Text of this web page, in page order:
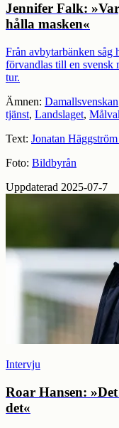
Jennifer Falk:
hålla masken«
Från avbytarbänken
förvandlas till en svensk
tur.
Ämnen: Damallsvenskan
tjänst, Landslaget,
Text: Jonatan
Foto: Bildbyrån
Uppdaterad 2025-07-7
Intervju
Roar Hansen:
det«